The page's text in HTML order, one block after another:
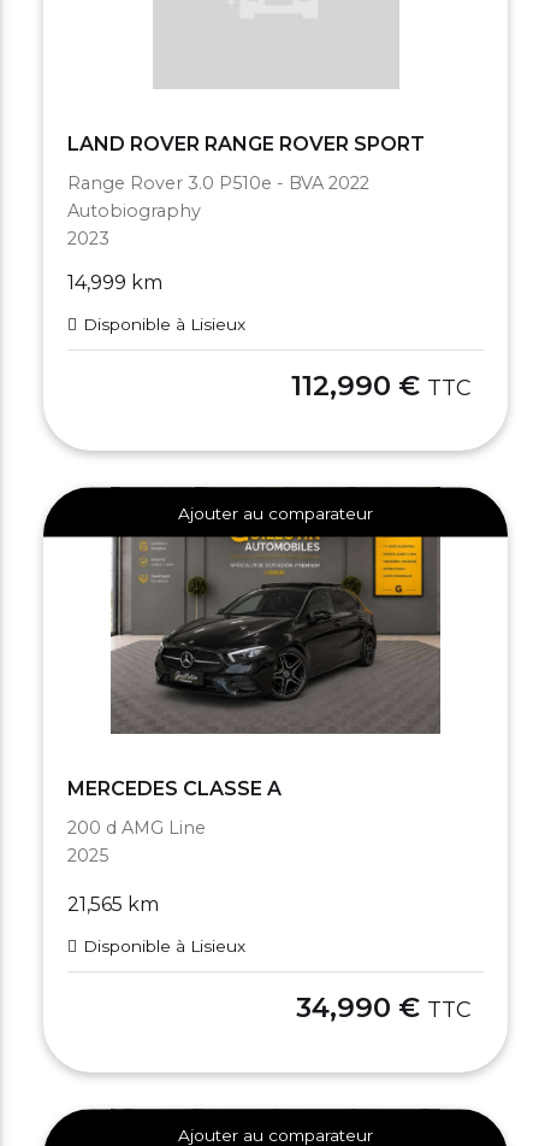
LAND ROVER RANGE ROVER SPORT
Range Rover 3.0 P510e - BVA 2022
Autobiography
2023
14,999 km
Disponible à Lisieux
112,990 € TTC
Ajouter au comparateur
MERCEDES CLASSE A
200 d AMG Line
2025
21,565 km
Disponible à Lisieux
34,990 € TTC
Ajouter au comparateur